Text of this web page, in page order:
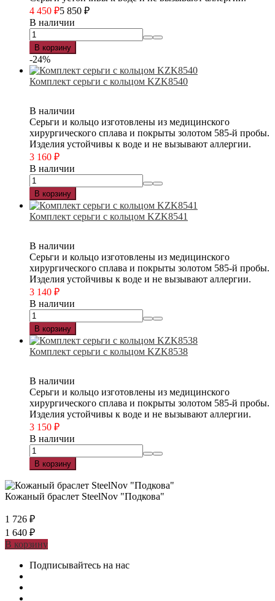
4 450 ₽5 850 ₽
В наличии
В корзину
-24%
Комплект серьги с кольцом KZK8540
В наличии
Серьги и кольцо изготовлены из медицинского
хирургического сплава и покрыты золотом 585-й пробы.
Изделия устойчивы к воде и не вызывают аллергии.
3 160 ₽
В наличии
В корзину
Комплект серьги с кольцом KZK8541
В наличии
Серьги и кольцо изготовлены из медицинского
хирургического сплава и покрыты золотом 585-й пробы.
Изделия устойчивы к воде и не вызывают аллергии.
3 140 ₽
В наличии
В корзину
Комплект серьги с кольцом KZK8538
В наличии
Серьги и кольцо изготовлены из медицинского
хирургического сплава и покрыты золотом 585-й пробы.
Изделия устойчивы к воде и не вызывают аллергии.
3 150 ₽
В наличии
В корзину
Кожаный браслет SteelNov "Подкова"
1 726 ₽
1 640 ₽
В корзину
Подписывайтесь на нас